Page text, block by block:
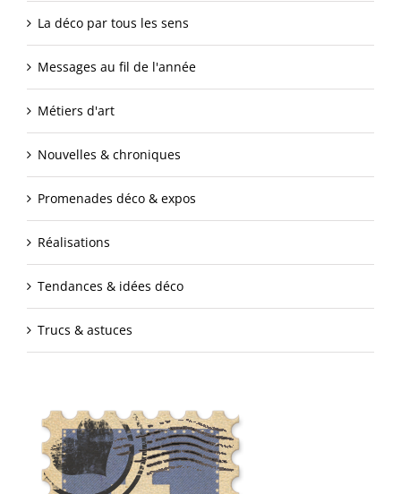
La déco par tous les sens
Messages au fil de l'année
Métiers d'art
Nouvelles & chroniques
Promenades déco & expos
Réalisations
Tendances & idées déco
Trucs & astuces